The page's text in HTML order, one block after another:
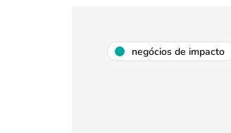
negócios de impacto